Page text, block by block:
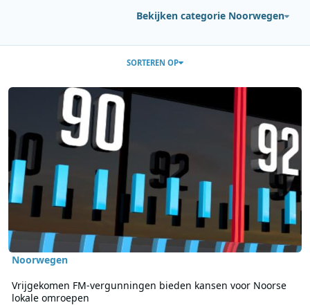
Bekijken categorie Noorwegen
SORTEREN OP
Lees meer over Vrijgekomen FM-vergunningen bieden kansen
Noorwegen
Vrijgekomen FM-vergunningen bieden kansen voor Noorse
lokale omroepen